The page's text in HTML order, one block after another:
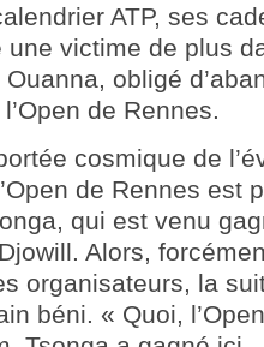
ATP, ses
une victime de plus
obligé
de Rennes.
cosmique de
de Rennes est
qui est venu
Alors,
organisateurs, la
béni. « Quoi,